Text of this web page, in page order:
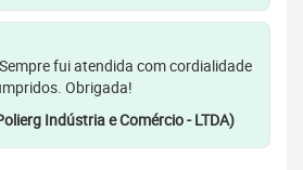
fui atendida com cordialidade
Obrigada!
Indústria e Comércio - LTDA)